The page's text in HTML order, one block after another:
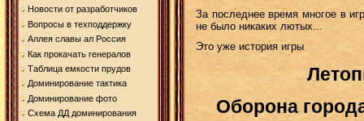
Новости от разработчиков
Вопросы в техподдержку
Аллея славы ал Россия
Как прокачать генералов
Таблица емкости прудов
Доминирование тактика
Доминирование фото
Схема ДД доминирования
За последнее время многое в
не было никаких лютых...
Это уже история игры
Оборона